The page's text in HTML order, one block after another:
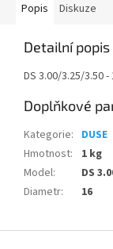
Popis Diskuze
Detailní
DS 3.00/3.25/3.50
Doplňkové
Kategorie: DUSE
Hmotnost:
1 kg
Model:
DS
Diametr: 16